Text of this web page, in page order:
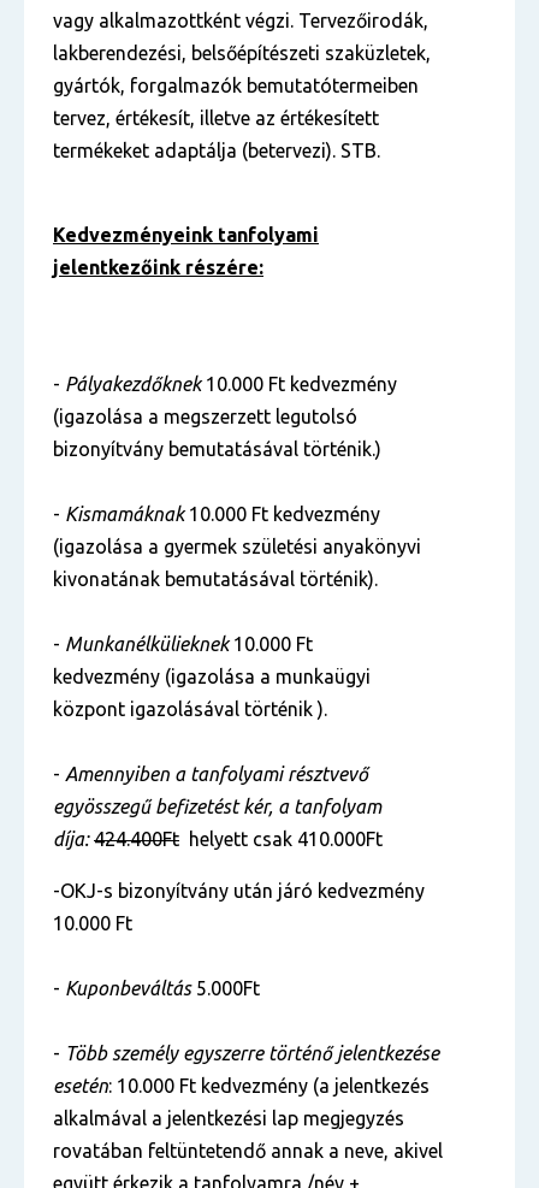
vagy alkalmazottként végzi. Tervezőirodák,
lakberendezési, belsőépítészeti szaküzletek,
gyártók, forgalmazók bemutatótermeiben
tervez, értékesít, illetve az értékesített
termékeket adaptálja (betervezi). STB.
Kedvezményeink tanfolyami
jelentkezőink részére:
- Pályakezdőknek10.000 Ft kedvezmény
(igazolása a megszerzett legutolsó
bizonyítvány bemutatásával történik.)
- Kismamáknak10.000 Ft kedvezmény
(igazolása a gyermek születési anyakönyvi
kivonatának bemutatásával történik).
- Munkanélkülieknek10.000 Ft
kedvezmény (igazolása a munkaügyi
központ igazolásával történik ).
- Amennyiben a tanfolyami résztvevő
egyösszegű befizetést kér, a tanfolyam
díja: 424.400Ft helyett csak 410.000Ft
-OKJ-s bizonyítvány után járó kedvezmény
10.000 Ft
- Kuponbeváltás5.000Ft
- Több személy egyszerre történő jelentkezése
esetén: 10.000 Ft kedvezmény (a jelentkezés
alkalmával a jelentkezési lap megjegyzés
rovatában feltüntetendő annak a neve, akivel
együtt érkezik a tanfolyamra /név +